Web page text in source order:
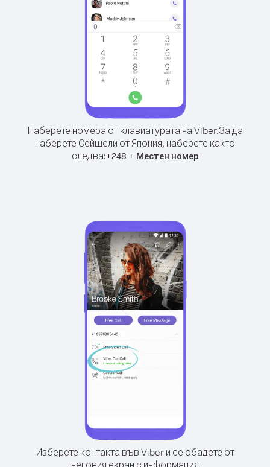
Наберете номера от клавиатурата на Viber.За да
наберете Сейшели от Япония, наберете както
следва:+248 + Местен номер
Изберете контакта във Viber и се обадете от
неговия екран с информация